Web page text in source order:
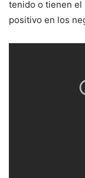
tenido o tienen el
positivo en los